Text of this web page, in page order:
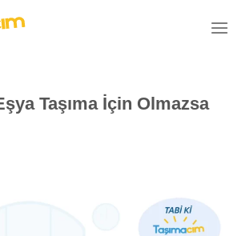
Taşıma İçin Olmazsa